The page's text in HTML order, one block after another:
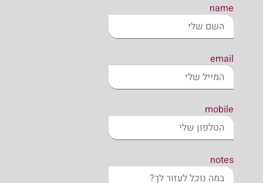
name
email
mobile
notes